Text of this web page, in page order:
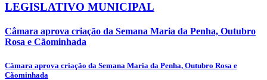
LEGISLATIVO MUNICIPAL
Câmara aprova criação da Semana Maria da Penha, Outubro
Rosa e Cãominhada
Câmara aprova criação da Semana Maria da Penha, Outubro Rosa e
Cãominhada